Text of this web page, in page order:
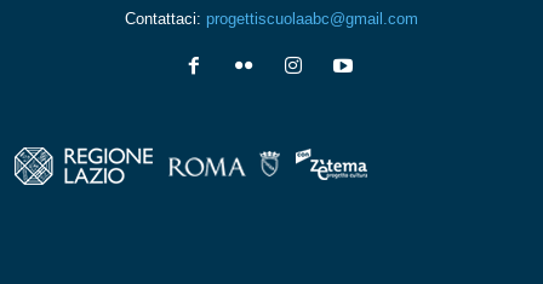
Contattaci: progettiscuolaabc@gmail.com